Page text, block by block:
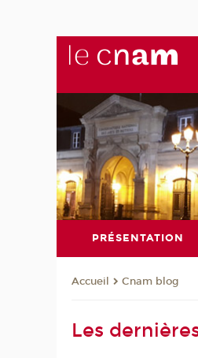
PRÉSENTATION
Accueil Cnam blog
Les